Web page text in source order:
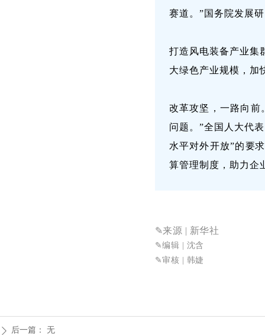
赛道。”国务院发展
打造风电装备产业
大绿色产业规模，加
改革攻坚，一路向前
问题。”全国人大代
水平对外开放”的要
算管理制度，助力企
✎来源 | 新华社
✎编辑 | 沈含
✎审核 | 韩婕
ꄲ 后一篇： 无